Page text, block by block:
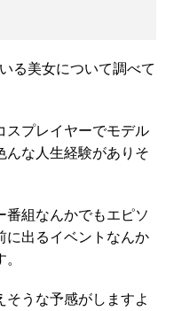
る美女について調べて
スプレイヤーでモデル
んな人生経験がありそ
番組なんかでもエピソ
に出るイベントなんか
うな予感がしますよ